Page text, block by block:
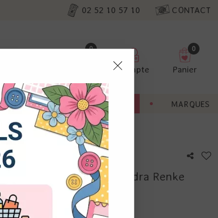
02 52 10 57 10 CONTACT
0
Compte
0
Panier
BONNES AFFAIRES MARQUES
Narrow Label - Alexandra Renke
avis !
nos
non
Vous
à droite